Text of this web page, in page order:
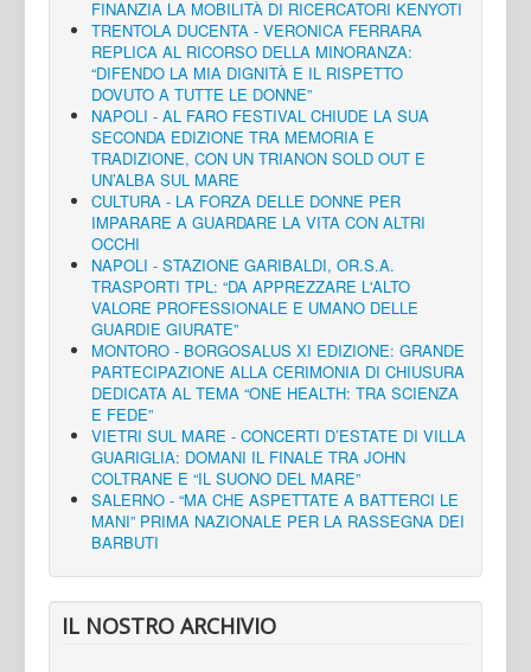
FINANZIA LA MOBILITÀ DI RICERCATORI KENYOTI
TRENTOLA DUCENTA - VERONICA FERRARA
REPLICA AL RICORSO DELLA MINORANZA:
“DIFENDO LA MIA DIGNITÀ E IL RISPETTO
DOVUTO A TUTTE LE DONNE”
NAPOLI - AL FARO FESTIVAL CHIUDE LA SUA
SECONDA EDIZIONE TRA MEMORIA E
TRADIZIONE, CON UN TRIANON SOLD OUT E
UN’ALBA SUL MARE
CULTURA - LA FORZA DELLE DONNE PER
IMPARARE A GUARDARE LA VITA CON ALTRI
OCCHI
NAPOLI - STAZIONE GARIBALDI, OR.S.A.
TRASPORTI TPL: “DA APPREZZARE L'ALTO
VALORE PROFESSIONALE E UMANO DELLE
GUARDIE GIURATE”
MONTORO - BORGOSALUS XI EDIZIONE: GRANDE
PARTECIPAZIONE ALLA CERIMONIA DI CHIUSURA
DEDICATA AL TEMA “ONE HEALTH: TRA SCIENZA
E FEDE”
VIETRI SUL MARE - CONCERTI D’ESTATE DI VILLA
GUARIGLIA: DOMANI IL FINALE TRA JOHN
COLTRANE E “IL SUONO DEL MARE”
SALERNO - “MA CHE ASPETTATE A BATTERCI LE
MANI” PRIMA NAZIONALE PER LA RASSEGNA DEI
BARBUTI
IL NOSTRO ARCHIVIO